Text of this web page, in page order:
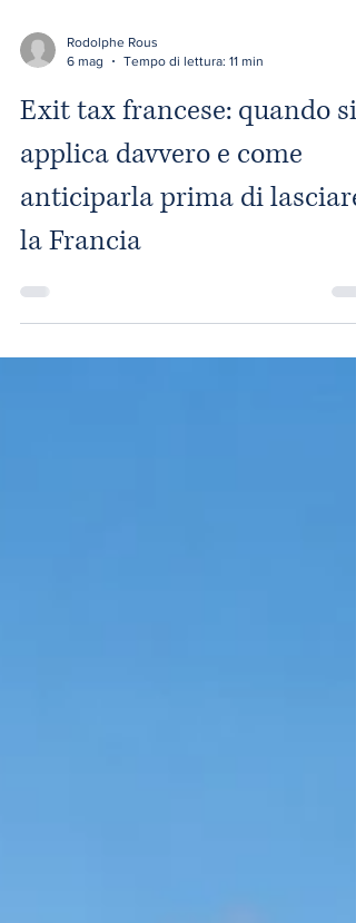
6 mag
Tempo di lettura: 11 min
Exit tax francese: quando si
applica davvero e come
anticiparla prima di lasciare
la Francia